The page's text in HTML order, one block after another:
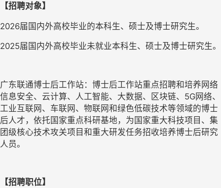
【招聘对象】
2026届国内外高校毕业的本科生、硕士及博士研究生。
2025届国内外高校毕业未就业本科生、硕士及博士研究生。
广东联通博士后工作站： 博士后工作站重点招聘和培养网络
信息安全、云计算、人工智能、大数据、区块链、 5G网络、
工业互联网、车联网、物联网和绿色低碳技术等领域的博士
后人才，依托国家重点科研基地，为国家重大科技项目、集
团级核心技术攻关项目和重大研发任务招收培养博士后研究
人员。
【招聘职位】